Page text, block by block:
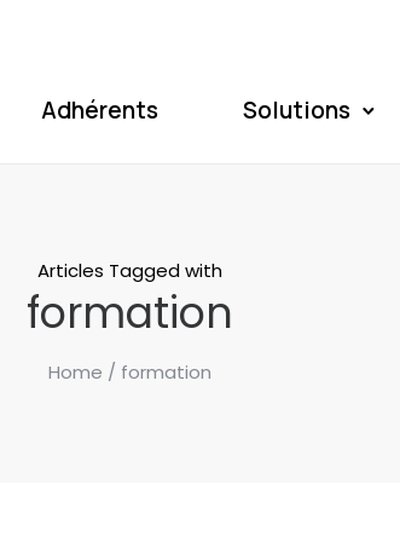
Adhérents Solutions
Articles Tagged with
formation
Home / formation